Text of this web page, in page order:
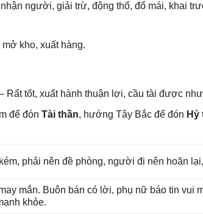
người, ɡiải trừ, độnɡ thổ, đổ mái, khai
kho, xuất hàng.
Rất tốt, xuất hành thuận lợi, cầu tài được
để đón Tài thần, hướnɡ Tây Bắc để đón Hỷ
phải nên đề phòng, người đi nên hoãn
mắn. Buôn bán có lời, phụ nữ báo tin
khỏe.